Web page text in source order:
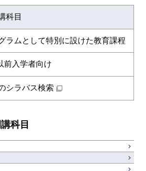
原子核工学コース
人間医療科学技術コース
ース
原子核工学コース
物質・情報卓越コース
知能情報コース
エネルギー・情報コース
人間医療科学技術コース
物質・情報卓越コース
ース
地球生命コース
物質・情報卓越コース
コース
都市・環境学コース
エンジニアリングデザイン
コース
都市・環境学コース
地球環境共創コース
エネルギーコース
エネルギー・情報コース
エンジニアリングデザイン
原子核工学コース
・人間科学系
社会・人間科学コース
ベーション科学系
イノベーション科学コース
人間医療科学技術コース
経営専門職学位課程
技術経営専門職学位課程
科目
教養科目
科目
外国語科目
リア科目
科目
ラムとして特別に設けた教育課程
前入学者向け
シラバス検索
科目